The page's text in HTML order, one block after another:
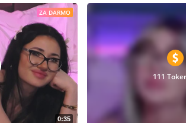
ZA DARMO
0:35
111